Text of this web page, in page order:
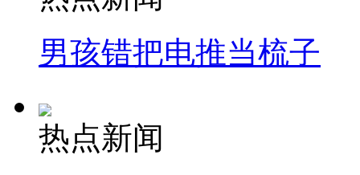
男孩错把电推当梳子
热点新闻